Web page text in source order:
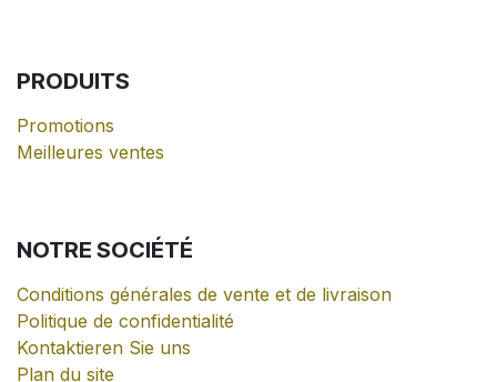
PRODUITS
Promotions
Meilleures ventes
NOTRE SOCIÉTÉ
Conditions générales de vente et de livraison
Politique de confidentialité
Kontaktieren Sie uns
Plan du site